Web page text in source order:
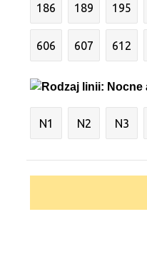
186 189 195
606 607 612
N1 N2 N3